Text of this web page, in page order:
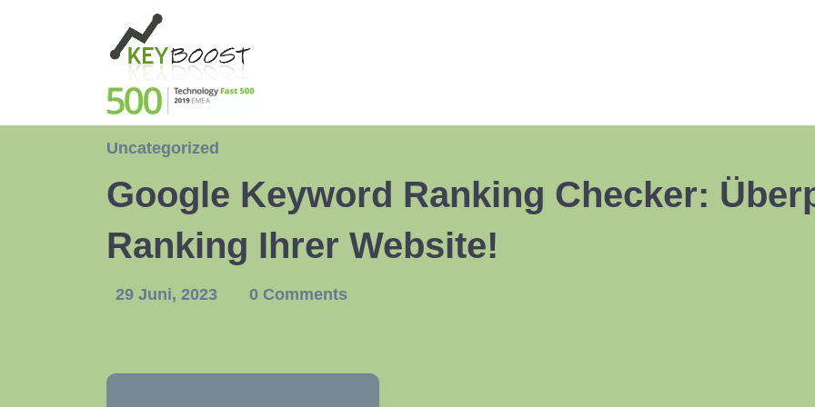
Uncategorized
Google Keyword Ranking Checker:
Ranking Ihrer Website!
29 Juni, 2023 0 Comments